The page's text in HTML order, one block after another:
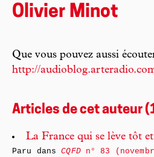
Olivier Minot
Que vous pouvez aussi
http://
Articles de cet auteur
La France qui se lève tôt
Paru dansCQFDn° 83